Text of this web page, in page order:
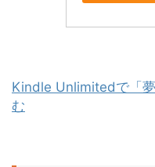
Kindle Unlimitedで「
む